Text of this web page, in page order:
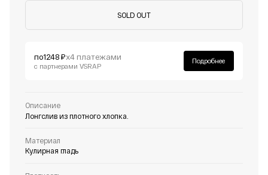
SOLD OUT
по 1248 ₽х4 платежами
с партнерами VSRAP
Подробнее
Описание
Лонгслив из плотного хлопка.
Материал
Кулирная гладь